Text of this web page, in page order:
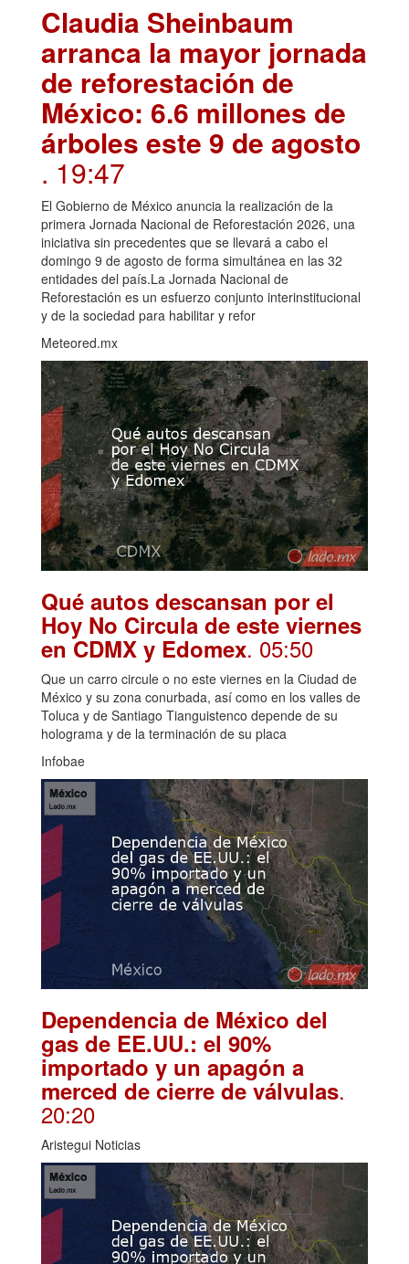
Claudia Sheinbaum
arranca la mayor jornada
de reforestación de
México: 6.6 millones de
árboles este 9 de agosto
. 19:47
El Gobierno de México anuncia la realización de la
primera Jornada Nacional de Reforestación 2026, una
iniciativa sin precedentes que se llevará a cabo el
domingo 9 de agosto de forma simultánea en las 32
entidades del país.La Jornada Nacional de
Reforestación es un esfuerzo conjunto interinstitucional
y de la sociedad para habilitar y refor
Meteored.mx
Qué autos descansan por el
Hoy No Circula de este viernes
en CDMX y Edomex. 05:50
Que un carro circule o no este viernes en la Ciudad de
México y su zona conurbada, así como en los valles de
Toluca y de Santiago Tianguistenco depende de su
holograma y de la terminación de su placa
Infobae
Dependencia de México del
gas de EE.UU.: el 90%
importado y un apagón a
merced de cierre de válvulas.
20:20
Aristegui Noticias